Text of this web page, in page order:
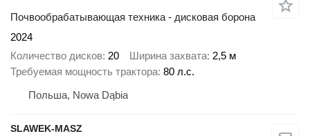
Почвообрабатывающая техника - дисковая борона
2024
Количество дисков 20 Ширина захвата 2,5 м
Требуемая мощность трактора 80 л.с.
Польша, Nowa Dąbia
SLAWEK-MASZ